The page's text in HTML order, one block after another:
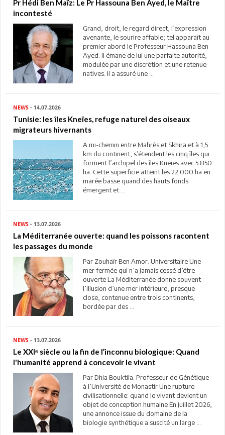
Pr Hédi Ben Maïz: Le Pr Hassouna Ben Ayed, le Maître
incontesté
Grand, droit, le regard direct, l’expression
avenante, le sourire affable; tel apparaît au
premier abord le Professeur Hassouna Ben
Ayed. Il émane de lui une parfaite autorité,
modulée par une discrétion et une retenue
natives. Il a assuré une ...
NEWS - 14.07.2026
Tunisie: les îles Kneïes, refuge naturel des oiseaux
migrateurs hivernants
A mi-chemin entre Mahrès et Skhira et à 1,5
km du continent, s’étendent les cinq îles qui
forment l’archipel des îles Kneïes avec 5 850
ha. Cette superficie atteint les 22 000 ha en
marée basse quand des hauts fonds
émergent et ...
NEWS - 13.07.2026
La Méditerranée ouverte: quand les poissons racontent
les passages du monde
Par Zouhaïr Ben Amor. Universitaire Une
mer fermée qui n’a jamais cessé d’être
ouverte La Méditerranée donne souvent
l’illusion d’une mer intérieure, presque
close, contenue entre trois continents,
bordée par des ...
NEWS - 13.07.2026
Le XXIᵉ siècle ou la fin de l’inconnu biologique: Quand
l'humanité apprend à concevoir le vivant
Par Dhia Bouktila. Professeur de Génétique
à l’Université de Monastir Une rupture
civilisationnelle: quand le vivant devient un
objet de conception humaine En juillet 2026,
une annonce issue du domaine de la
biologie synthétique a suscité un large ...